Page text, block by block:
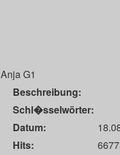
Anja G1
Beschreibung:
Schl�sselwörter:
Datum:
Hits: